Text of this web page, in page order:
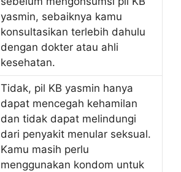
yasmin, sebaiknya kamu
konsultasikan terlebih dahulu
dengan dokter atau ahli
kesehatan.
Tidak, pil KB yasmin hanya
dapat mencegah kehamilan
dan tidak dapat melindungi
dari penyakit menular seksual.
Kamu masih perlu
menggunakan kondom untuk